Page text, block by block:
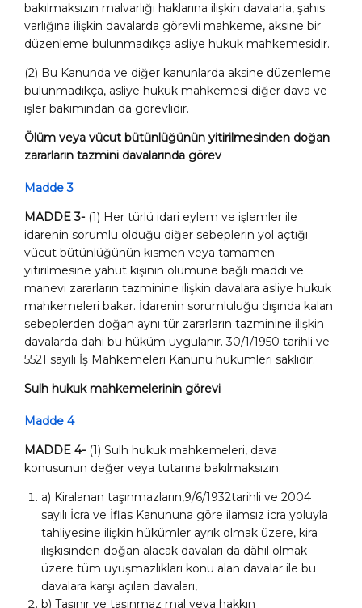
bakılmaksızın malvarlığı haklarına ilişkin davalarla, şahıs
varlığına ilişkin davalarda görevli mahkeme, aksine bir
düzenleme bulunmadıkça asliye hukuk mahkemesidir.
(2) Bu Kanunda ve diğer kanunlarda aksine düzenleme
bulunmadıkça, asliye hukuk mahkemesi diğer dava ve
işler bakımından da görevlidir.
Ölüm veya vücut bütünlüğünün yitirilmesinden doğan
zararların tazmini davalarında görev
Madde 3
MADDE 3- (1) Her türlü idari eylem ve işlemler ile
idarenin sorumlu olduğu diğer sebeplerin yol açtığı
vücut bütünlüğünün kısmen veya tamamen
yitirilmesine yahut kişinin ölümüne bağlı maddi ve
manevi zararların tazminine ilişkin davalara asliye hukuk
mahkemeleri bakar. İdarenin sorumluluğu dışında kalan
sebeplerden doğan aynı tür zararların tazminine ilişkin
davalarda dahi bu hüküm uygulanır. 30/1/1950 tarihli ve
5521 sayılı İş Mahkemeleri Kanunu hükümleri saklıdır.
Sulh hukuk mahkemelerinin görevi
Madde 4
MADDE 4- (1) Sulh hukuk mahkemeleri, dava
konusunun değer veya tutarına bakılmaksızın;
a) Kiralanan taşınmazların,9/6/1932tarihli ve 2004
sayılı İcra ve İflas Kanununa göre ilamsız icra yoluyla
tahliyesine ilişkin hükümler ayrık olmak üzere, kira
ilişkisinden doğan alacak davaları da dâhil olmak
üzere tüm uyuşmazlıkları konu alan davalar ile bu
davalara karşı açılan davaları,
b) Taşınır ve taşınmaz mal veya hakkın